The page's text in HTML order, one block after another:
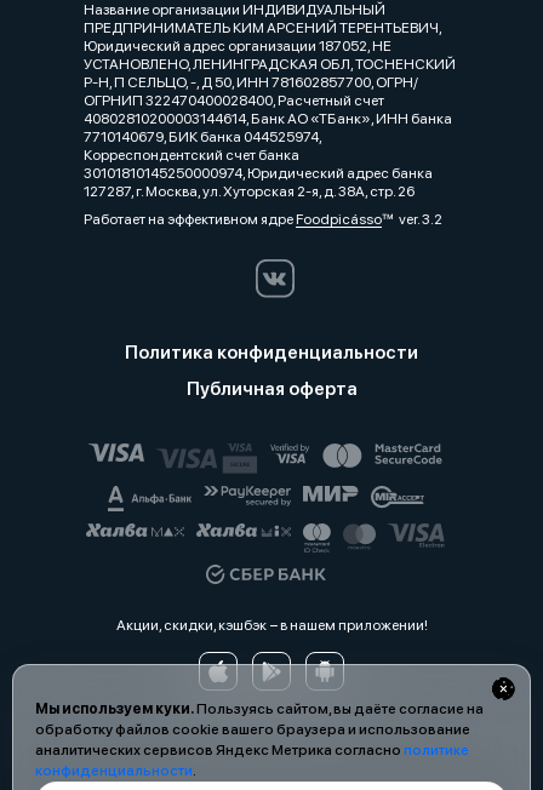
Мы используем куки.Пользуясь сайтом, вы даёте согласие на
обработку файлов cookie вашего браузера и использование
аналитических сервисов Яндекс Метрика согласно политике
конфиденциальности.
Название организации ИНДИВИДУАЛЬНЫЙ
ПРЕДПРИНИМАТЕЛЬ КИМ АРСЕНИЙ ТЕРЕНТЬЕВИЧ,
Юридический адрес организации 187052, НЕ
УСТАНОВЛЕНО, ЛЕНИНГРАДСКАЯ ОБЛ, ТОСНЕНСКИЙ
Р-Н, П СЕЛЬЦО, -, Д 50, ИНН 781602857700, ОГРН/
ОГРНИП 322470400028400, Расчетный счет
40802810200003144614, Банк АО «ТБанк», ИНН банка
7710140679, БИК банка 044525974,
Корреспондентский счет банка
30101810145250000974, Юридический адрес банка
127287, г. Москва, ул. Хуторская 2-я, д. 38А, стр. 26
Работает на эффективном ядреFoodpicássover. 3.2
Политика конфиденциальности
Публичная оферта
Акции, скидки, кэшбэк − в нашем приложении!